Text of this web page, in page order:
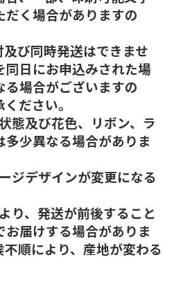
く場合がありますの
び同時発送はできませ
日にお申込みされた場
場合がございますの
ださい。
態及び花色、リボン、ラ
多少異なる場合がありま
ジデザインが変更になる
り、発送が前後すること
届けする場合がありま
順により、産地が変わる